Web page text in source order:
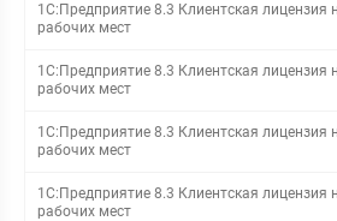
1С:Предприятие 8.3 Клиентская лицензия
рабочих мест
1С:Предприятие 8.3 Клиентская лицензия
рабочих мест
1С:Предприятие 8.3 Клиентская лицензия
рабочих мест
1С:Предприятие 8.3 Клиентская лицензия
рабочих мест